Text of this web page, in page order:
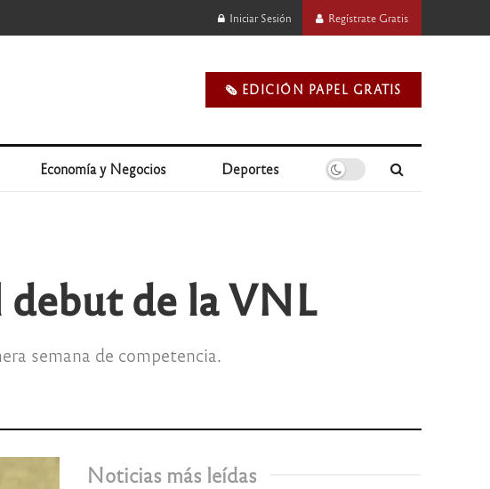
Iniciar Sesión Regístrate Gratis
🗞️ EDICIÓN PAPEL GRATIS
Economía y Negocios Deportes
debut de la VNL
semana de competencia.
Noticias más leídas